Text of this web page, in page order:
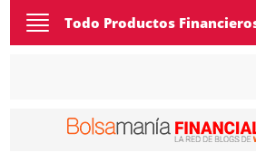
Toggle
navigation
Todo Productos